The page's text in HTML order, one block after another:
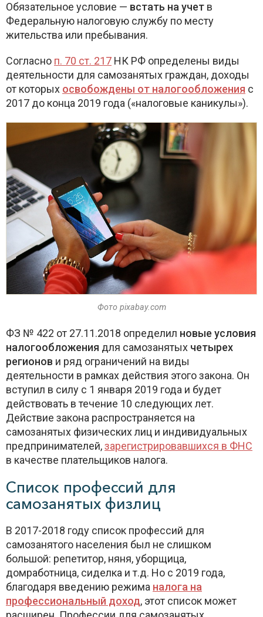
Обязательное условие — встать на учет в
Федеральную налоговую службу по месту
жительства или пребывания.
Согласно п. 70 ст. 217 НК РФ определены виды
деятельности для самозанятых граждан, доходы
от которых освобождены от налогообложения с
2017 до конца 2019 года («налоговые каникулы»).
Фото pixabay.com
ФЗ № 422 от 27.11.2018 определил новые условия
налогообложения для самозанятых четырех
регионов и ряд ограничений на виды
деятельности в рамках действия этого закона. Он
вступил в силу с 1 января 2019 года и будет
действовать в течение 10 следующих лет.
Действие закона распространяется на
самозанятых физических лиц и индивидуальных
предпринимателей,зарегистрировавшихся в ФНС
в качестве плательщиков налога.
Список профессий для
самозанятых физлиц
В 2017-2018 году список профессий для
самозанятого населения был не слишком
большой: репетитор, няня, уборщица,
домработница, сиделка и т.д. Но с 2019 года,
благодаря введению режима налога на
профессиональный доход, этот список может